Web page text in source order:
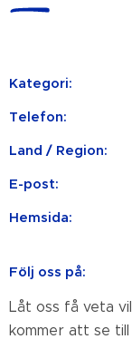
Kategori:
Telefon:
Land / Region:
E-post:
Hemsida:
Följ oss på:
Låt oss få veta
kommer att se